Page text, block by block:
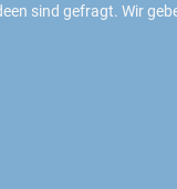
sind gefragt. Wir